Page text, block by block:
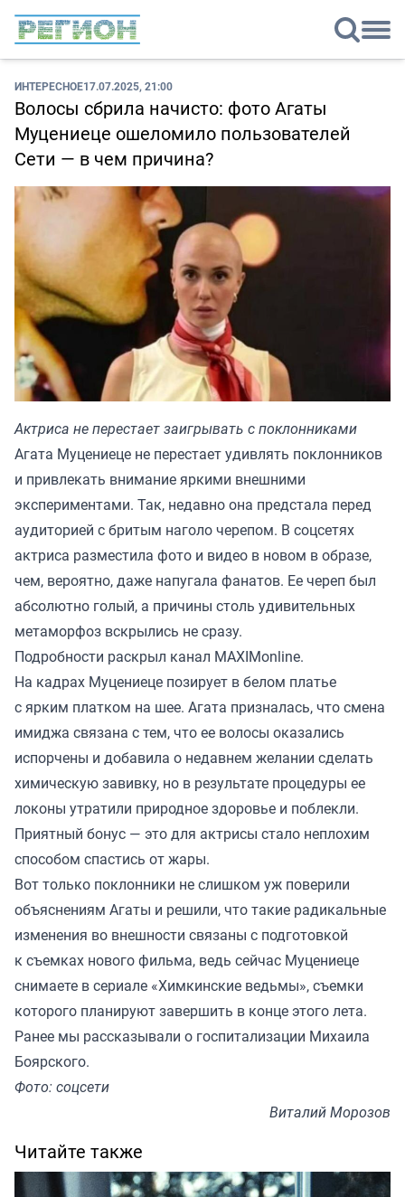
ИНТЕРЕСНОЕ17.07.2025, 21:00
Волосы сбрила начисто: фото Агаты
Муцениеце ошеломило пользователей
Сети — в чем причина?
Актриса не перестает заигрывать с поклонниками
Агата Муцениеце не перестает удивлять поклонников
и привлекать внимание яркими внешними
экспериментами. Так, недавно она предстала перед
аудиторией с бритым наголо черепом. В соцсетях
актриса разместила фото и видео в новом в образе,
чем, вероятно, даже напугала фанатов. Ее череп был
абсолютно голый, а причины столь удивительных
метаморфоз вскрылись не сразу.
Подробности раскрыл канал MAXIMonline.
На кадрах Муцениеце позирует в белом платье
с ярким платком на шее. Агата призналась, что смена
имиджа связана с тем, что ее волосы оказались
испорчены и добавила о недавнем желании сделать
химическую завивку, но в результате процедуры ее
локоны утратили природное здоровье и поблекли.
Приятный бонус — это для актрисы стало неплохим
способом спастись от жары.
Вот только поклонники не слишком уж поверили
объяснениям Агаты и решили, что такие радикальные
изменения во внешности связаны с подготовкой
к съемках нового фильма, ведь сейчас Муцениеце
снимаете в сериале «Химкинские ведьмы», съемки
которого планируют завершить в конце этого лета.
Ранее мы рассказывали о госпитализации Михаила
Боярского.
Фото: соцсети
Виталий Морозов
Читайте также